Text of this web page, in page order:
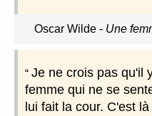
Oscar Wilde- Une
Je ne crois pas qu'il
femme qui ne se
lui fait la cour. C'est